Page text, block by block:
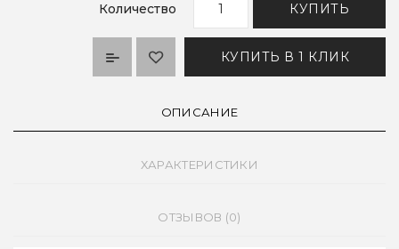
Количество КУПИТЬ
КУПИТЬ В 1 КЛИК
ОПИСАНИЕ
ХАРАКТЕРИСТИКИ
ОТЗЫВОВ (0)